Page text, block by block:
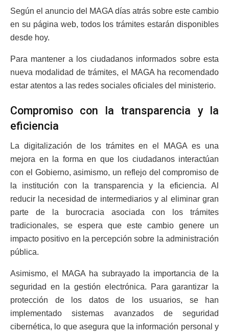
Según el anuncio del MAGA días atrás sobre este cambio
en su página web, todos los trámites estarán disponibles
desde hoy.
Para mantener a los ciudadanos informados sobre esta
nueva modalidad de trámites, el MAGA ha recomendado
estar atentos a las redes sociales oficiales del ministerio.
Compromiso con la transparencia y la
eficiencia
La digitalización de los trámites en el MAGA es una
mejora en la forma en que los ciudadanos interactúan
con el Gobierno, asimismo, un reflejo del compromiso de
la institución con la transparencia y la eficiencia. Al
reducir la necesidad de intermediarios y al eliminar gran
parte de la burocracia asociada con los trámites
tradicionales, se espera que este cambio genere un
impacto positivo en la percepción sobre la administración
pública.
Asimismo, el MAGA ha subrayado la importancia de la
seguridad en la gestión electrónica. Para garantizar la
protección de los datos de los usuarios, se han
implementado sistemas avanzados de seguridad
cibernética, lo que asegura que la información personal y